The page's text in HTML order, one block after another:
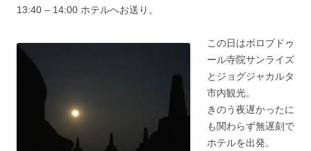
13:40 – 14:00 ホテルへお送り。
この日はボロブドゥ
ール寺院サンライズ
とジョグジャカルタ
市内観光。
きのう夜遅かったに
も関わらず無遅刻で
ホテルを出発。